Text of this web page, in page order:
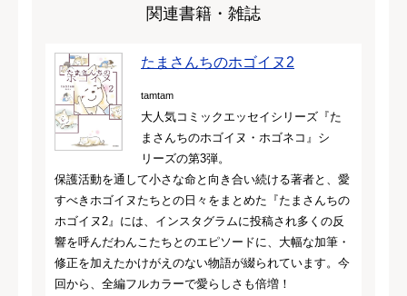
関連書籍・雑誌
たまさんちのホゴイヌ2
tamtam
大人気コミックエッセイシリーズ『た
まさんちのホゴイヌ・ホゴネコ』シ
リーズの第3弾。
保護活動を通して小さな命と向き合い続ける著者と、愛
すべきホゴイヌたちとの日々をまとめた『たまさんちの
ホゴイヌ2』には、インスタグラムに投稿され多くの反
響を呼んだわんこたちとのエピソードに、大幅な加筆・
修正を加えたかけがえのない物語が綴られています。今
回から、全編フルカラーで愛らしさも倍増！